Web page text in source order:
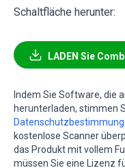
Schaltfläche herunter:
LADEN Sie
Indem Sie Software, die
herunterladen, stimmen
kostenlose Scanner
das Produkt mit vollem
müssen Sie eine Lizenz